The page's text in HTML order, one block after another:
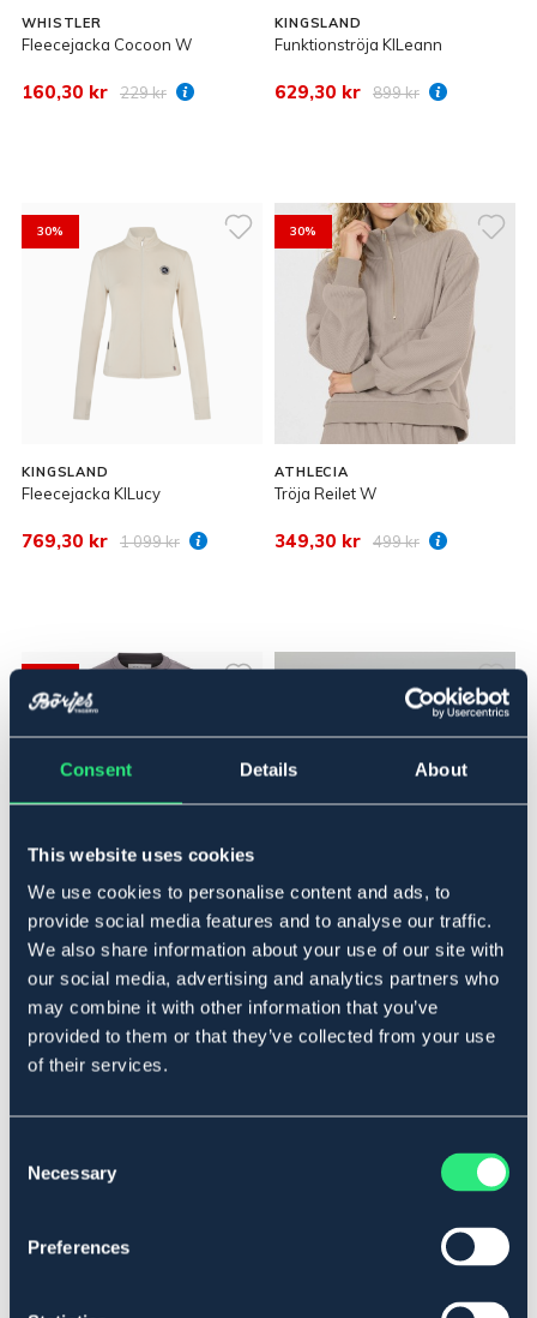
Consent Details About
This website uses cookies
We use cookies to personalise content and ads, to
provide social media features and to analyse our traffic.
We also share information about your use of our site with
our social media, advertising and analytics partners who
may combine it with other information that you’ve
provided to them or that they’ve collected from your use
of their services.
Selection
Necessary
Preferences
WHISTLER
Fleecejacka Cocoon W
160,30 kr 229 kr
KINGSLAND
Funktionströja KlLeann
629,30 kr 899 kr
30%
KINGSLAND
Fleecejacka KlLucy
769,30 kr 1 099 kr
30%
ATHLECIA
Tröja Reilet W
349,30 kr 499 kr
ATHLECIA
Sweatshirt Jacey W
279,30 kr 399 kr
WHISTLER
Fleecejacka Matra
249 kr
Rek pris: 349 kr